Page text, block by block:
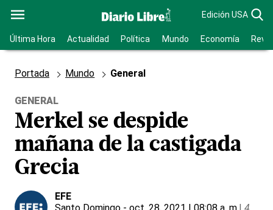
Edición USA
Última Hora Actualidad Política Mundo Economía
Portada Mundo General
GENERAL
Merkel se despide
mañana de la castigada
Grecia
EFE